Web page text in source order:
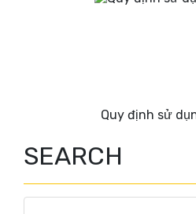
Quy định sử
SEARCH